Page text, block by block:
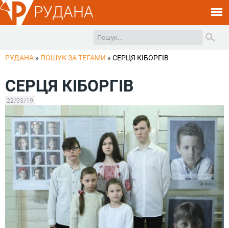
РУДАНА
РУДАНА » ПОШУК ЗА ТЕГАМИ » СЕРЦЯ КІБОРГІВ
СЕРЦЯ КІБОРГІВ
22/03/19